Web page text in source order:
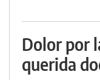
Dolor por
querida